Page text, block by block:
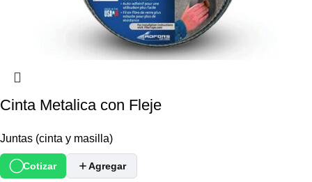
Cinta Metalica con Fleje
Juntas (cinta y masilla)
Cotizar Agregar